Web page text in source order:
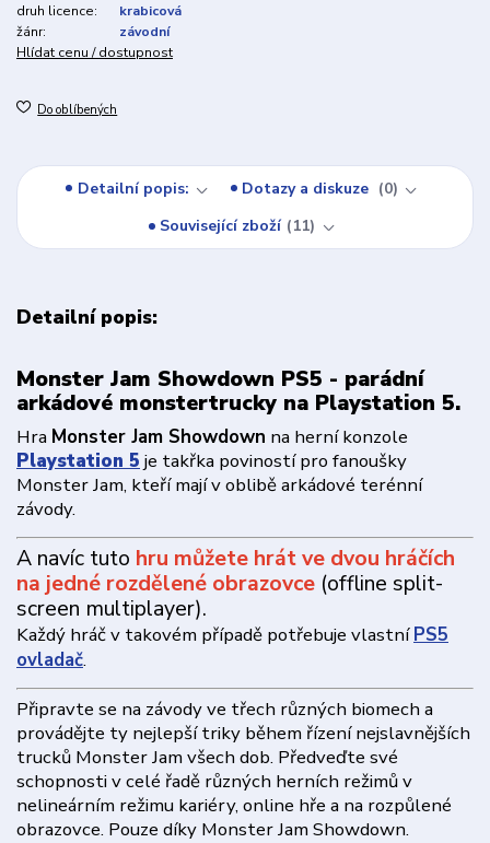
druh licence:
krabicová
žánr:
závodní
Hlídat cenu / dostupnost
Do oblíbených
Detailní popis: Dotazy a diskuze
0
Související zboží
11
Detailní popis:
Monster Jam Showdown PS5 - parádní
arkádové monstertrucky na Playstation 5.
Hra Monster Jam Showdown na herní konzole
Playstation 5 je takřka poviností pro fanoušky
Monster Jam, kteří mají v oblibě arkádové terénní
závody.
A navíc tuto hru můžete hrát ve dvou hráčích
na jedné rozdělené obrazovce (offline split-
screen multiplayer).
Každý hráč v takovém případě potřebuje vlastníPS5
ovladač.
Připravte se na závody ve třech různých biomech a
provádějte ty nejlepší triky během řízení nejslavnějších
trucků Monster Jam všech dob. Předveďte své
schopnosti v celé řadě různých herních režimů v
nelineárním režimu kariéry, online hře a na rozpůlené
obrazovce. Pouze díky Monster Jam Showdown.